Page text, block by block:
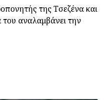
της Τσεζένα και
αναλαμβάνει την